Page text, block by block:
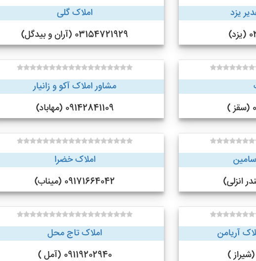
یزد
املاک گلی
03154721929 (آران و بیدگل)
مشاور املاک آکو و زانیار
09142841109 (مهاباد)
املاک خضرا
09171664042 (میناب)
آریامن
املاک تاج محل
09119202940 (آمل )